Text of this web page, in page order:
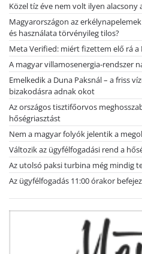
Közel tíz éve nem volt ilyen
Magyarországon az
és használata törvényileg tilos?
Meta Verified: miért fizettem elő rá a
A magyar villamosenergia-rendszer
Emelkedik a Duna Paksnál – a friss
bizakodásra adnak okot
Az országos tisztifőorvos
hőségriasztást
Nem a magyar folyók jelentik a
Változik az ügyfélfogadási rend a
Az utolsó paksi turbina még mindig
Az ügyfélfogadás 11:00 órakor